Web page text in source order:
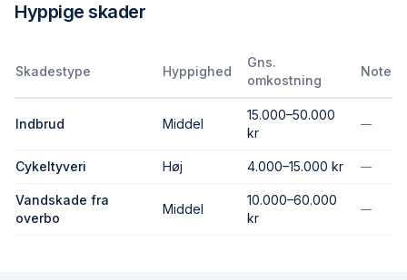
Hyppige skader
Skadestype Hyppighed
Gns.
omkostning
Note
Indbrud Middel
15.000–50.000
kr
—
Cykeltyveri Høj 4.000–15.000 kr —
Vandskade fra
overbo
Middel
10.000–60.000
kr
—